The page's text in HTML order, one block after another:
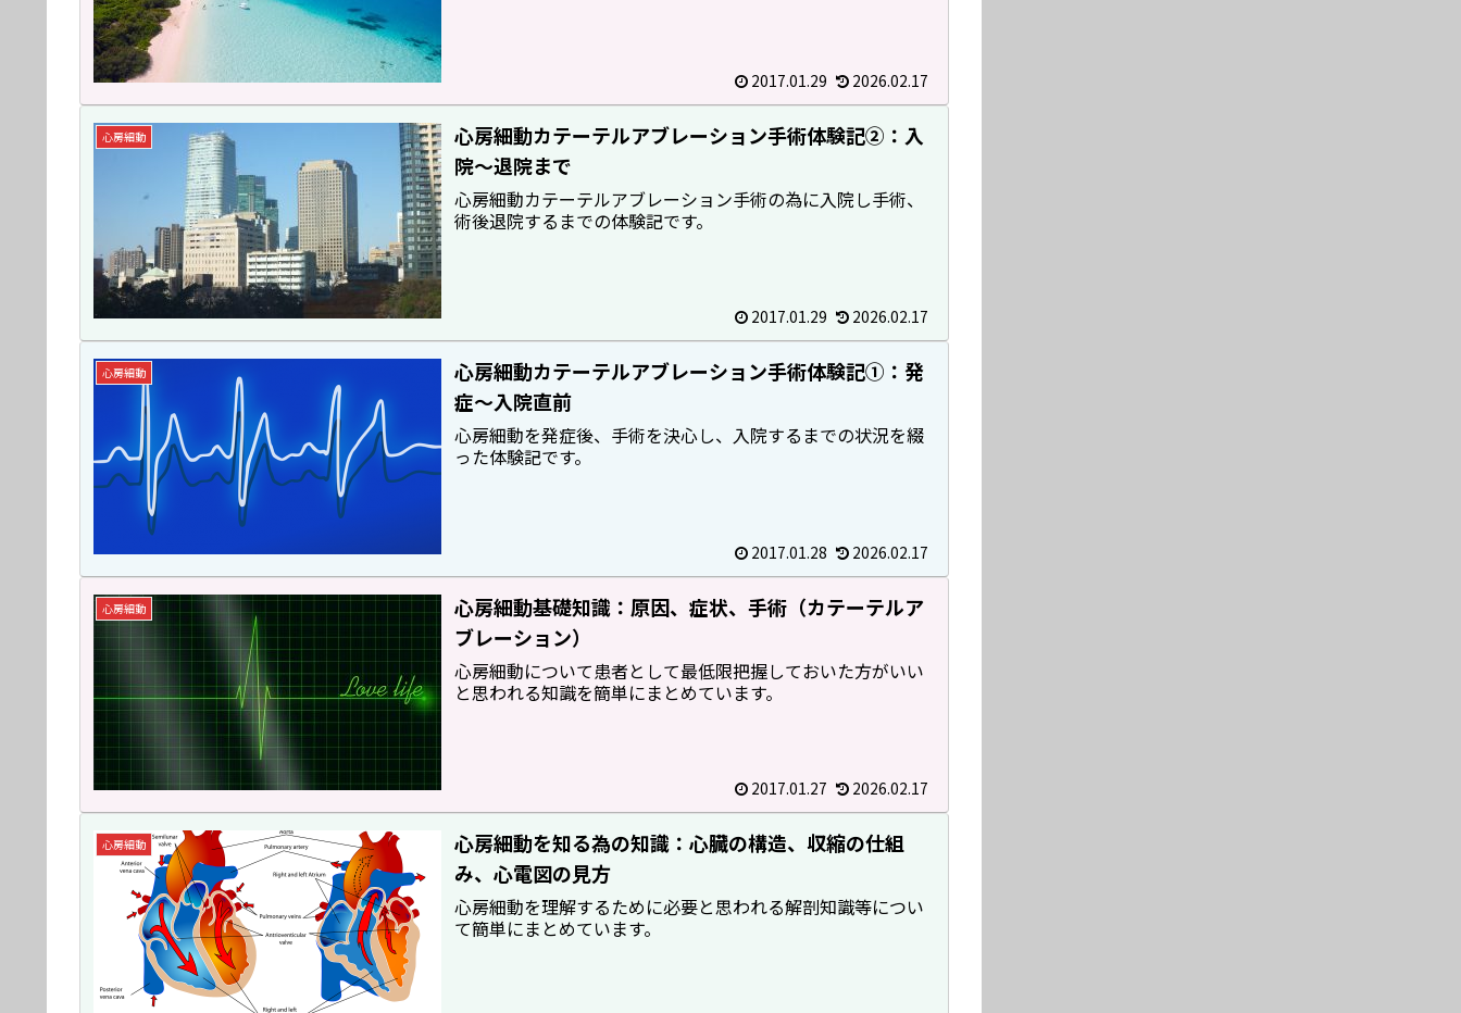
2017.01.29 2026.02.17
心房細動
心房細動カテーテルアブレーション手術体験記②：入
院～退院まで
心房細動カテーテルアブレーション手術の為に入院し手術、
術後退院するまでの体験記です。
2017.01.29 2026.02.17
心房細動
心房細動カテーテルアブレーション手術体験記①：発
症～入院直前
心房細動を発症後、手術を決心し、入院するまでの状況を綴
った体験記です。
2017.01.28 2026.02.17
心房細動
心房細動基礎知識：原因、症状、手術（カテーテルア
ブレーション）
心房細動について患者として最低限把握しておいた方がいい
と思われる知識を簡単にまとめています。
2017.01.27 2026.02.17
心房細動
心房細動を知る為の知識：心臓の構造、収縮の仕組
み、心電図の見方
心房細動を理解するために必要と思われる解剖知識等につい
て簡単にまとめています。